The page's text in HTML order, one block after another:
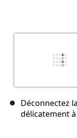
Déconnectez
délicatement